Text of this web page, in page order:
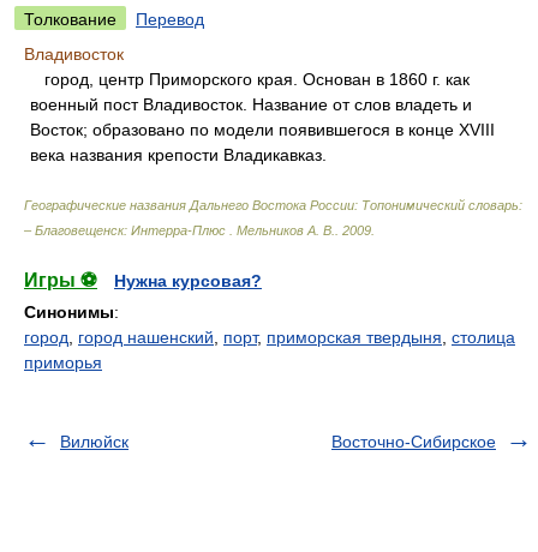
Толкование
Перевод
Владивосток
город, центр Приморского края. Основан в 1860 г. как
военный пост Владивосток. Название от слов владеть и
Восток; образовано по модели появившегося в конце XVIII
века названия крепости Владикавказ.
Географические названия Дальнего Востока России: Топонимический словарь:
– Благовещенск: Интерра-Плюс
Мельников А. В. 2009
Игры ⚽
Нужна курсовая?
Синонимы:
город
город нашенский порт, приморская твердыня столица
приморья
Вилюйск Восточно-Сибирское